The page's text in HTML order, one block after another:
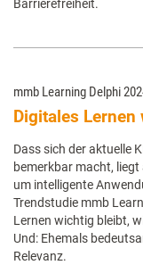
Barrierefreiheit.
mmb Learning Delphi
Digitales
Dass sich der aktuelle
bemerkbar macht,
um intelligente
Trendstudie mmb
Lernen wichtig bleibt,
Und: Ehemals
Relevanz.